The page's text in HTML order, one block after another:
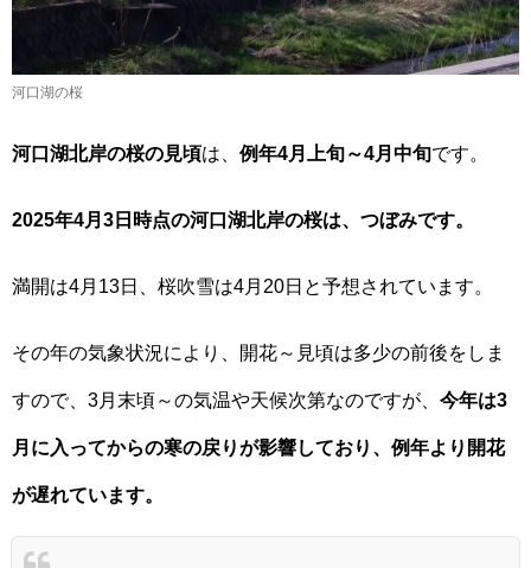
河口湖の桜
河口湖北岸の桜の見頃は、 例年4月上旬～4月中旬です。
2025年4月3日時点の河口湖北岸の桜は、つぼみです。
満開は4月13日、桜吹雪は4月20日と予想されています。
その年の気象状況により、開花～見頃は多少の前後をしま
すので、3月末頃～の気温や天候次第なのですが、 今年は3
月に入ってからの寒の戻りが影響しており、例年より開花
が遅れています。